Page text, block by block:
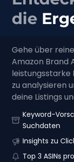
die
Gehe über
Amazon Brand
leistungsstarke
zu analysieren
deine Listings
Keyword-
Suchdaten
Insights zu
Top 3 ASINs